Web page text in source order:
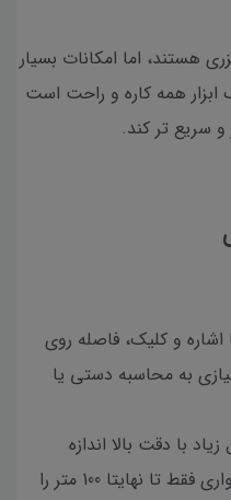
هستند، اما امکانات بسیار
ابزار همه کاره و راحت است
و سریع تر کند.
اشاره و کلیک، فاصله روی
به محاسبه دستی یا
با دقت بالا اندازه
گیری کند، در حالی که یک متر نواری فقط تا نهایتا 100 متر را